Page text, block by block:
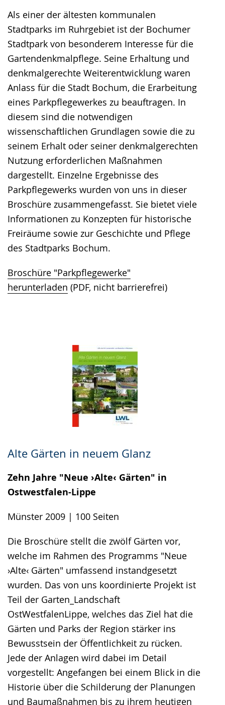
Als einer der ältesten kommunalen
Stadtparks im Ruhrgebiet ist der Bochumer
Stadtpark von besonderem Interesse für die
Gartendenkmalpflege. Seine Erhaltung und
denkmalgerechte Weiterentwicklung waren
Anlass für die Stadt Bochum, die Erarbeitung
eines Parkpflegewerkes zu beauftragen. In
diesem sind die notwendigen
wissenschaftlichen Grundlagen sowie die zu
seinem Erhalt oder seiner denkmalgerechten
Nutzung erforderlichen Maßnahmen
dargestellt. Einzelne Ergebnisse des
Parkpflegewerks wurden von uns in dieser
Broschüre zusammengefasst. Sie bietet viele
Informationen zu Konzepten für historische
Freiräume sowie zur Geschichte und Pflege
des Stadtparks Bochum.
Broschüre "Parkpflegewerke"
herunterladen (PDF, nicht barrierefrei)
Alte Gärten in neuem Glanz
Zehn Jahre "Neue ›Alte‹ Gärten" in
Ostwestfalen-Lippe
Münster 2009 | 100 Seiten
Die Broschüre stellt die zwölf Gärten vor,
welche im Rahmen des Programms "Neue
›Alte‹ Gärten" umfassend instandgesetzt
wurden. Das von uns koordinierte Projekt ist
Teil der Garten_Landschaft
OstWestfalenLippe, welches das Ziel hat die
Gärten und Parks der Region stärker ins
Bewusstsein der Öffentlichkeit zu rücken.
Jede der Anlagen wird dabei im Detail
vorgestellt: Angefangen bei einem Blick in die
Historie über die Schilderung der Planungen
und Baumaßnahmen bis zu ihrem heutigen